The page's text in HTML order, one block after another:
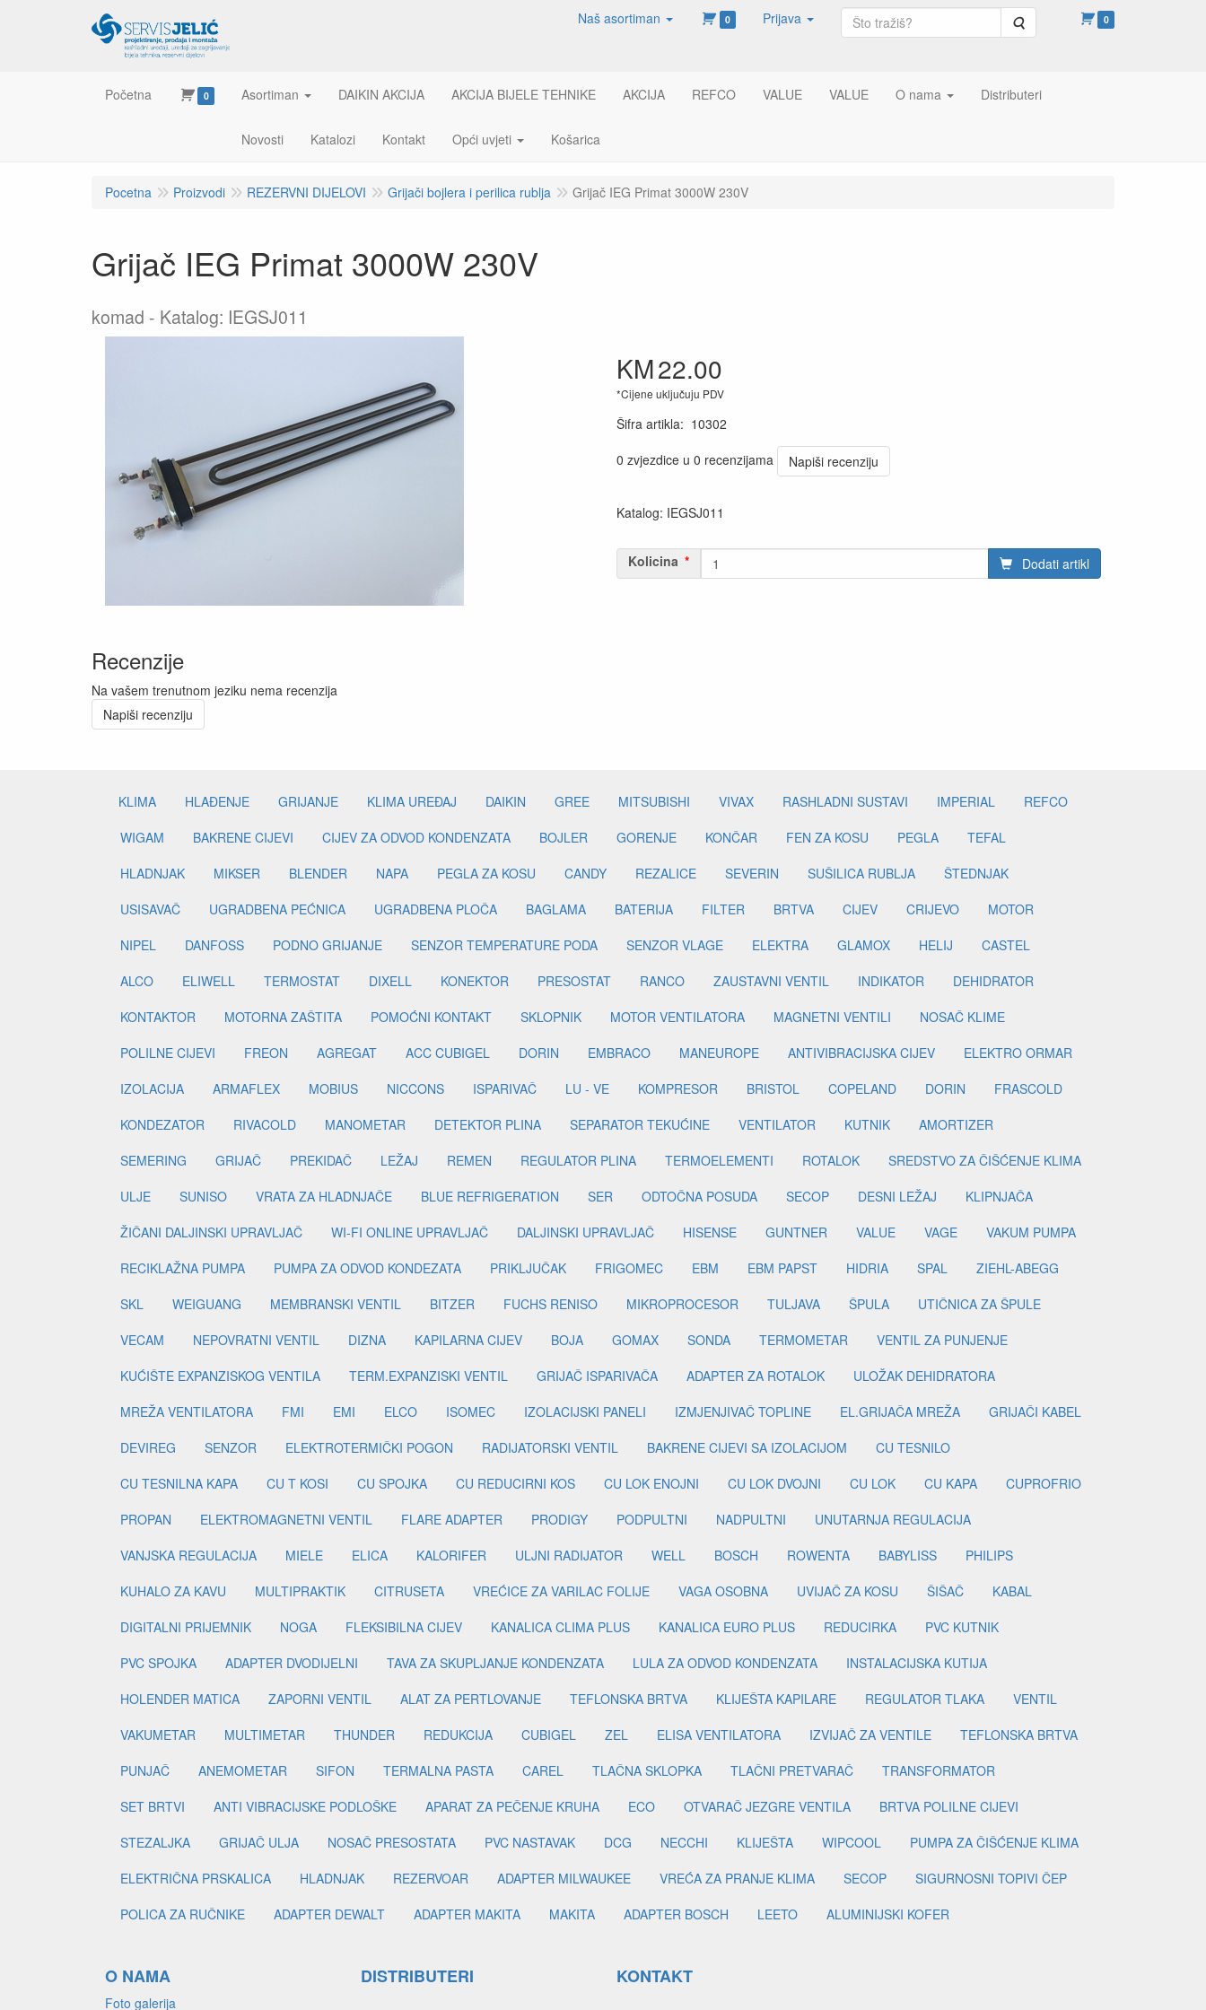
Naš asortiman 0 Prijava Pretraga 0
Početna 0 Asortiman DAIKIN AKCIJA AKCIJA BIJELE TEHNIKE AKCIJA REFCO VALUE VALUE O nama Distributeri
Novosti Katalozi Kontakt Opći uvjeti Košarica
Pocetna Proizvodi REZERVNI DIJELOVI Grijači bojlera i perilica rublja Grijač IEG Primat 3000W 230V
Grijač IEG Primat 3000W 230V
komad Katalog: IEGSJ011
KM22.00
*Cijene uključuju PDV
Šifra artikla: 10302
0 zvjezdice u 0 recenzijama
Napiši recenziju
Katalog: IEGSJ011
Kolicina Dodati artikl
Recenzije
Na vašem trenutnom jeziku nema recenzija
Napiši recenziju
KLIMA HLAĐENJE GRIJANJE KLIMA UREĐAJ DAIKIN GREE MITSUBISHI VIVAX RASHLADNI SUSTAVI IMPERIAL
REFCO
WIGAM
BAKRENE CIJEVI CIJEV ZA ODVOD KONDENZATA BOJLER GORENJE KONČAR FEN ZA KOSU PEGLA
TEFAL
HLADNJAK
MIKSER BLENDER NAPA PEGLA ZA KOSU CANDY REZALICE SEVERIN SUŠILICA RUBLJA
ŠTEDNJAK
USISAVAČ
UGRADBENA PEĆNICA UGRADBENA PLOČA BAGLAMA BATERIJA FILTER BRTVA CIJEV CRIJEVO
MOTOR
NIPEL
DANFOSS PODNO GRIJANJE SENZOR TEMPERATURE PODA SENZOR VLAGE ELEKTRA GLAMOX HELIJ
CASTEL
ALCO
ELIWELL TERMOSTAT DIXELL KONEKTOR PRESOSTAT RANCO ZAUSTAVNI VENTIL INDIKATOR
DEHIDRATOR
KONTAKTOR
MOTORNA ZAŠTITA POMOĆNI KONTAKT SKLOPNIK MOTOR VENTILATORA MAGNETNI VENTILI
NOSAČ KLIME
POLILNE CIJEVI
FREON AGREGAT ACC CUBIGEL DORIN EMBRACO MANEUROPE ANTIVIBRACIJSKA CIJEV
ELEKTRO ORMAR
IZOLACIJA
ARMAFLEX MOBIUS NICCONS ISPARIVAČ LU - VE KOMPRESOR BRISTOL COPELAND DORIN
FRASCOLD
KONDEZATOR
RIVACOLD MANOMETAR DETEKTOR PLINA SEPARATOR TEKUĆINE VENTILATOR KUTNIK
AMORTIZER
SEMERING
GRIJAČ PREKIDAČ LEŽAJ REMEN REGULATOR PLINA TERMOELEMENTI ROTALOK
SREDSTVO ZA ČIŠĆENJE KLIMA
ULJE
SUNISO VRATA ZA HLADNJAČE BLUE REFRIGERATION SER ODTOČNA POSUDA SECOP DESNI LEŽAJ
KLIPNJAČA
ŽIČANI DALJINSKI UPRAVLJAČ
WI-FI ONLINE UPRAVLJAČ DALJINSKI UPRAVLJAČ HISENSE GUNTNER VALUE VAGE
VAKUM PUMPA
RECIKLAŽNA PUMPA
PUMPA ZA ODVOD KONDEZATA PRIKLJUČAK FRIGOMEC EBM EBM PAPST HIDRIA SPAL
ZIEHL-ABEGG
SKL
WEIGUANG MEMBRANSKI VENTIL BITZER FUCHS RENISO MIKROPROCESOR TULJAVA ŠPULA
UTIČNICA ZA ŠPULE
VECAM
NEPOVRATNI VENTIL DIZNA KAPILARNA CIJEV BOJA GOMAX SONDA TERMOMETAR
VENTIL ZA PUNJENJE
KUĆIŠTE EXPANZISKOG VENTILA
TERM.EXPANZISKI VENTIL GRIJAČ ISPARIVAČA ADAPTER ZA ROTALOK
ULOŽAK DEHIDRATORA
MREŽA VENTILATORA
FMI EMI ELCO ISOMEC IZOLACIJSKI PANELI IZMJENJIVAČ TOPLINE EL.GRIJAČA MREŽA
GRIJAČI KABEL
DEVIREG
SENZOR ELEKTROTERMIČKI POGON RADIJATORSKI VENTIL BAKRENE CIJEVI SA IZOLACIJOM
CU TESNILO
CU TESNILNA KAPA
CU T KOSI CU SPOJKA CU REDUCIRNI KOS CU LOK ENOJNI CU LOK DVOJNI CU LOK CU KAPA
CUPROFRIO
PROPAN
ELEKTROMAGNETNI VENTIL FLARE ADAPTER PRODIGY PODPULTNI NADPULTNI
UNUTARNJA REGULACIJA
VANJSKA REGULACIJA
MIELE ELICA KALORIFER ULJNI RADIJATOR WELL BOSCH ROWENTA BABYLISS
PHILIPS
KUHALO ZA KAVU
MULTIPRAKTIK CITRUSETA VREĆICE ZA VARILAC FOLIJE VAGA OSOBNA UVIJAČ ZA KOSU ŠIŠAČ
KABAL
DIGITALNI PRIJEMNIK
NOGA FLEKSIBILNA CIJEV KANALICA CLIMA PLUS KANALICA EURO PLUS REDUCIRKA
PVC KUTNIK
PVC SPOJKA
ADAPTER DVODIJELNI TAVA ZA SKUPLJANJE KONDENZATA LULA ZA ODVOD KONDENZATA
INSTALACIJSKA KUTIJA
HOLENDER MATICA
ZAPORNI VENTIL ALAT ZA PERTLOVANJE TEFLONSKA BRTVA KLIJEŠTA KAPILARE REGULATOR TLAKA
VENTIL
VAKUMETAR
MULTIMETAR THUNDER REDUKCIJA CUBIGEL ZEL ELISA VENTILATORA IZVIJAČ ZA VENTILE
TEFLONSKA BRTVA
PUNJAČ
ANEMOMETAR SIFON TERMALNA PASTA CAREL TLAČNA SKLOPKA TLAČNI PRETVARAČ
TRANSFORMATOR
SET BRTVI
ANTI VIBRACIJSKE PODLOŠKE APARAT ZA PEČENJE KRUHA ECO OTVARAČ JEZGRE VENTILA
BRTVA POLILNE CIJEVI
STEZALJKA
GRIJAČ ULJA NOSAČ PRESOSTATA PVC NASTAVAK DCG NECCHI KLIJEŠTA WIPCOOL
PUMPA ZA ČIŠĆENJE KLIMA
ELEKTRIČNA PRSKALICA
HLADNJAK REZERVOAR ADAPTER MILWAUKEE VREĆA ZA PRANJE KLIMA SECOP
SIGURNOSNI TOPIVI ČEP
POLICA ZA RUČNIKE
ADAPTER DEWALT ADAPTER MAKITA MAKITA ADAPTER BOSCH LEETO ALUMINIJSKI KOFER
O NAMA
Foto galerija
DISTRIBUTERI KONTAKT